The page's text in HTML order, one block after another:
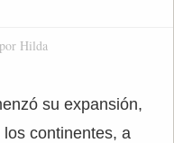
Hilda
su expansión,
continentes, a